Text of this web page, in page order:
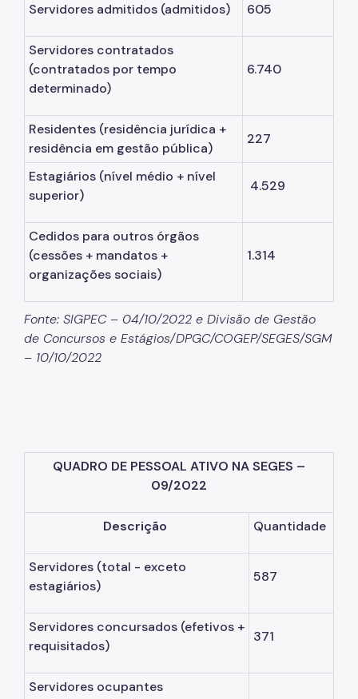
Servidores admitidos (admitidos) 605
Servidores contratados
(contratados por tempo
determinado)
6.740
Residentes (residência jurídica +
residência em gestão pública)
227
Estagiários (nível médio + nível
superior)
4.529
Cedidos para outros órgãos
(cessões + mandatos +
organizações sociais)
1.314
Fonte: SIGPEC – 04/10/2022 e Divisão de Gestão
de Concursos e Estágios/DPGC/COGEP/SEGES/SGM
– 10/10/2022
QUADRO DE PESSOAL ATIVO NA SEGES –
09/2022
Descrição Quantidade
Servidores (total - exceto
estagiários)
587
Servidores concursados (efetivos +
requisitados)
371
Servidores ocupantes